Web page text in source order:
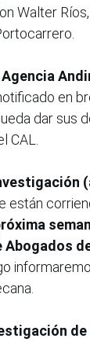
Walter
Agencia
en
dar sus
están